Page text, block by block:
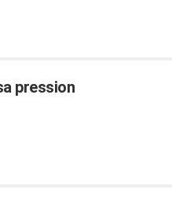
pression